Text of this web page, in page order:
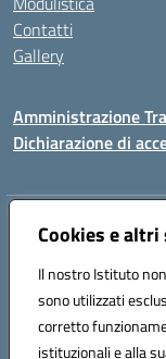
Cookies e
Il nostro Istituto
sono utilizzati
corretto
istituzionali e alla
Contatti
Gallery
Amministrazione
Dichiarazione di
Indirizzo:Via Coniugi
Posta elettronica
Codice fiscale:
Codice meccanografico: